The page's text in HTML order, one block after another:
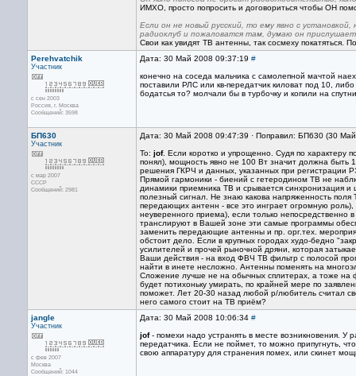
ИМХО, просто попросить и договориться чтобы ОН
Если он не новый русский, то ему явно с
радиоклуб и пожаловатся там, думаю он
Свои как увидят ТВ антенны, так сосмеху покатяться.
Perehvatchik
Участник
с сен 2003
Россия, г. Москва
Сообщений: 3598
Дата: 30 Май 2008 09:37:19 #
конечно на соседа мальчика с самолепной мачтой
поставили РЛС или кв-передатчик киловат под 10,
бодатсья то? молчали бы в турбочку и копили на
БП630
Участник
с мар 2007
CCCP
Сообщений: 2981
Дата: 30 Май 2008 09:47:39 · Поправил: БП630 (30
То: jof. Если коротко и упрощенно. Судя по характеру
понял), мощность явно не 100 Вт значит должна быть
решения ГКРЧ и данных, указанных при регистрации
Прямой гармоники - биений с гетеродином ТВ не
динамики приемника ТВ и срывается синхронизация
полезный сигнал. Не знаю какова напряженность
передающих антенн - все это инграет огромную
неуверенного приема), если только
транслируют в Вашей зоне эти самые программы
заменить передающие антенны и пр. орг.тех.
обстоит дело. Если в крупных городах худо-бедно
усилителей и прочей рыночной дряни, которая
Ваши действия - на вход ФВЧ ТВ фильтр с полосой
найти в инете несложно. Антенны поменять на
Сложение лучше не на обычных сплитерах, а тоже на
будет потихоньку умирать, по крайней мере по
поможет. Лет 20-30 назад любой р/любитель считал
него самого стоит на ТВ приём?
jangle
Участник
с фев 2007
Москва
Сообщений: 1044
Дата: 30 Май 2008 10:06:34 #
jof- помехи надо устранять в месте возникновения. У
передатчика. Если не поймет, то можно припугнуть,
свою аппаратуру для странения помех, или скинет